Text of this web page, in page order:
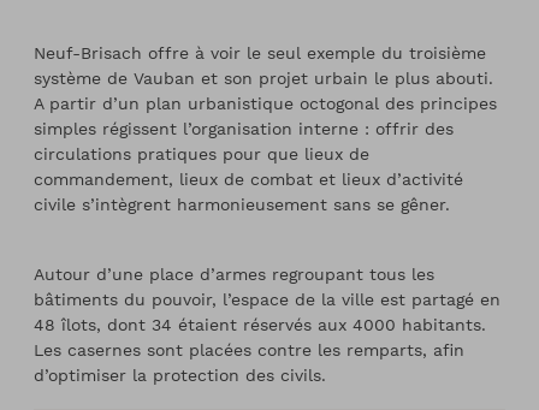
Neuf-Brisach offre à voir le seul exemple du troisième
système de Vauban et son projet urbain le plus abouti.
A partir d’un plan urbanistique octogonal des principes
simples régissent l’organisation interne : offrir des
circulations pratiques pour que lieux de
commandement, lieux de combat et lieux d’activité
civile s’intègrent harmonieusement sans se gêner.
Autour d’une place d’armes regroupant tous les
bâtiments du pouvoir, l’espace de la ville est partagé en
48 îlots, dont 34 étaient réservés aux 4000 habitants.
Les casernes sont placées contre les remparts, afin
d’optimiser la protection des civils.